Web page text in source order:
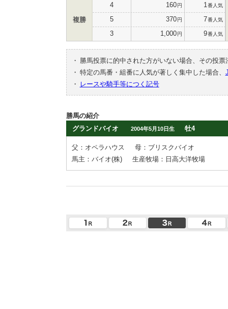
複勝
4 160円 1 番人気
5 370円 7番人気
3 1,000円 9番人気
・
勝馬投票に的中された方がいない場合、その投
・ 特定の馬番・組番に人気が著しく集中した場合、
・
レースや騎手等につく記号
勝馬の紹介
グランドバイオ
2004年5月10日生 牡4
父：オペラハウス
母：ブリスクバイオ
馬主：バイオ(株)
生産牧場：日高大洋牧場